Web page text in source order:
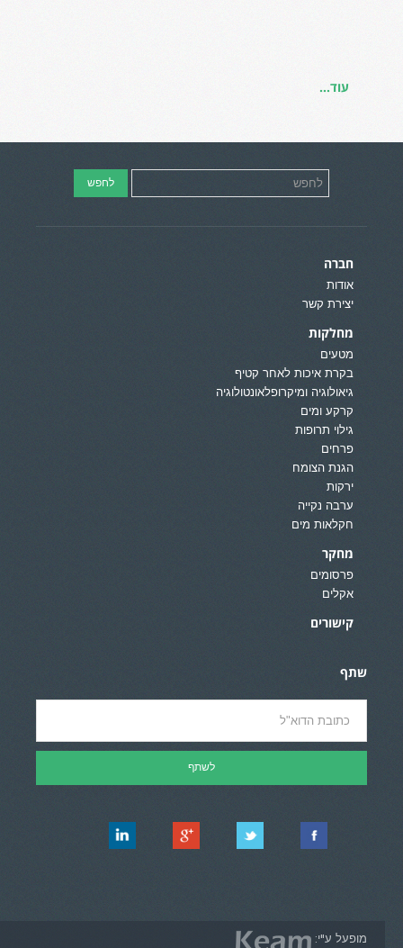
עוד...
חברה
אודות
יצירת קשר
מחלקות
מטעים
בקרת איכות לאחר קטיף
גיאולוגיה ומיקרופלאונטולוגיה
קרקע ומים
גילוי תרופות
פרחים
הגנת הצומח
ירקות
ערבה נקייה
חקלאות מים
מחקר
פרסומים
אקלים
קישורים
שתף
מופעל ע"י: